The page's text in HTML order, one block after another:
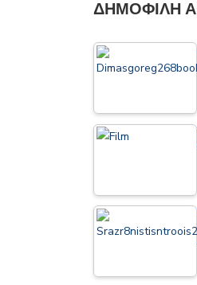
ΔΗΜΟΦΙΛΉ